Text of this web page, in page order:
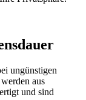
ungünstigen
aus
und sind